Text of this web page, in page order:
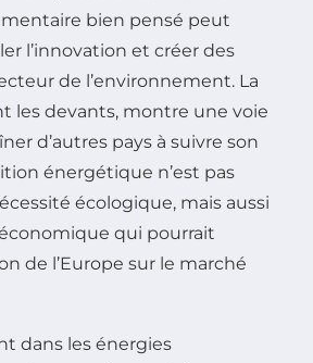
bien pensé peut
l’innovation et créer des
de l’environnement. La
les devants, montre une voie
d’autres pays à suivre son
énergétique n’est pas
écologique, mais aussi
qui pourrait
de l’Europe sur le marché
dans les énergies